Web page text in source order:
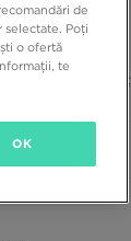
RON
(Prețul
de
selectate. Poți
o ofertă
te
OK